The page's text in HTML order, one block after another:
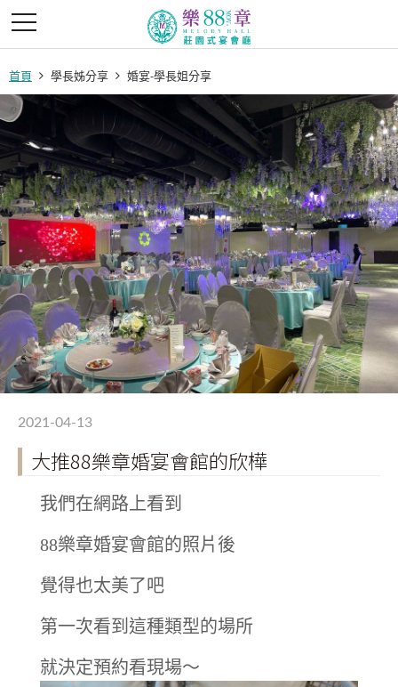
首頁 學長姊分享 婚宴-學長姐分享
2021-04-13
大推88樂章婚宴會館的欣樺
我們在網路上看到
88樂章婚宴會館的照片後
覺得也太美了吧
第一次看到這種類型的場所
就決定預約看現場～